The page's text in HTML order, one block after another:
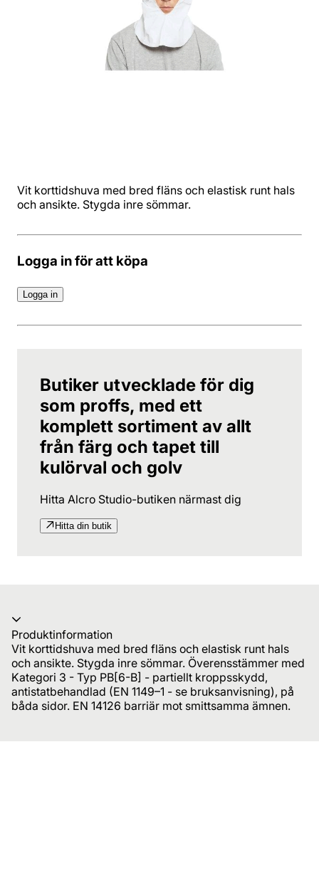
Vit korttidshuva med bred fläns och elastisk runt hals
och ansikte. Stygda inre sömmar.
Logga in för att köpa
Logga in
Butiker utvecklade för dig
som proffs, med ett
komplett sortiment av allt
från färg och tapet till
kulörval och golv
Hitta Alcro Studio-butiken närmast dig
Hitta din butik
Produktinformation
Vit korttidshuva med bred fläns och elastisk runt hals
och ansikte. Stygda inre sömmar. Överensstämmer med
Kategori 3 - Typ PB[6-B] - partiellt kroppsskydd,
antistatbehandlad (EN 1149–1 - se bruksanvisning), på
båda sidor. EN 14126 barriär mot smittsamma ämnen.